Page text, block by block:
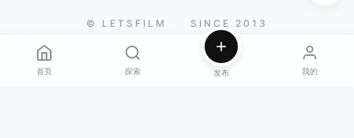
© LETSFILM SINCE 2013
首页 探索 发布 我的